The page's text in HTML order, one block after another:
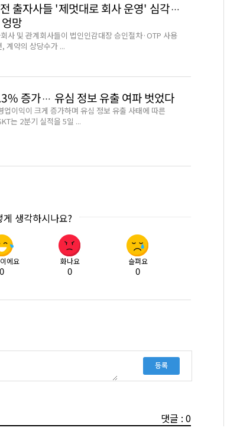
출자사들 '제멋대로 회사 운영' 심각…
망
사 및 관계회사들이 법인인감대장 승인절차·OTP 사용
계약의 상당수가 ...
증가… 유심 정보 유출 여파 벗었다
업이익이 크게 증가하며 유심 정보 유출 사태에 따른
는 2분기 실적을 5일 ...
게 생각하시나요?
에요
0
화나요
0
슬퍼요
0
등록
댓글 : 0